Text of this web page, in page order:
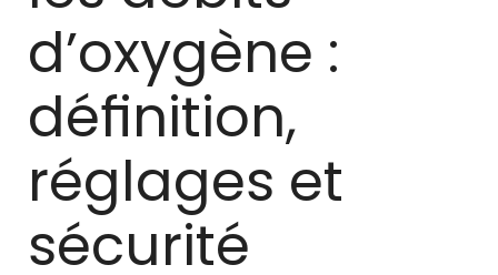
d’oxygène :
définition,
réglages et
sécurité